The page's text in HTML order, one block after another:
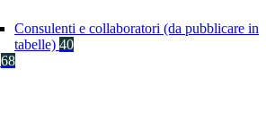
Consulenti e collaboratori (da pubblicare in
tabelle) 40
68